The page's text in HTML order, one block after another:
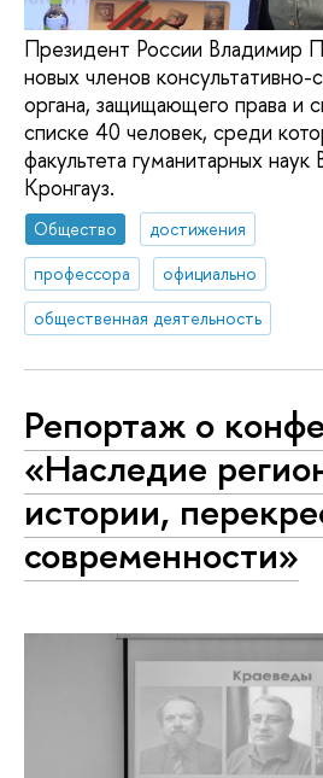
Президент России Владимир
новых членов консультативно-
органа, защищающего права и
списке 40 человек, среди
факультета гуманитарных
Кронгауз.
Общество
достижения
профессора
официально
общественная деятельность
Репортаж о
«Наследие
истории,
современности»